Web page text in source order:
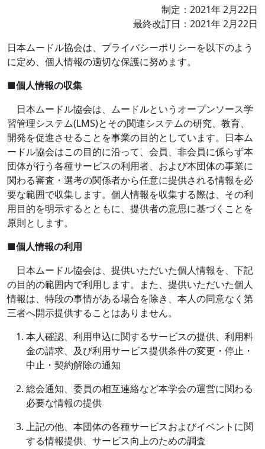
制定： 2021年2月22日
最終改訂日： 2021年2月22日
日本ムードル協会は、プライバシーポリシーを以下のよう
に定め、個人情報の適切な保護に努めます。
■個人情報の収集
日本ムードル協会は、ムードルというオープンソース学
習管理システム(LMS)とその関連システムの研究、教育、
開発を促進させることを事業の目的としています。日本ム
ードル協会はこの目的に沿って、会員、非会員に係らず本
団体が行う各種サービスの利用者、および本団体の事業に
関わる審査・選考の関係者から任意に提供される情報を必
要な範囲で収集します。個人情報を収集する際は、その利
用目的を明示するとともに、提供者の意思に基づくことを
原則とします。
■個人情報の利用
日本ムードル協会は、提供いただいた個人情報を、下記
の目的の範囲内で利用します。また、提供いただいた個人
情報は、特段の事情がある場合を除き、本人の同意なく第
三者へ開示提供することはありません。
本人確認、利用申込に関するサービスの提供、利用料
金の請求、及び利用サービス提供条件の変更・停止・
中止・契約解除の通知
総会通知、委員の相互連絡など本学会の運営に関わる
必要な情報の提供
上記の他、本団体の各種サービスおよびイベントに関
する情報提供、サービス向上のための調査